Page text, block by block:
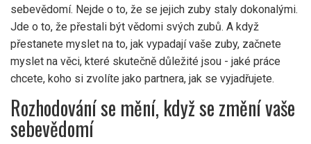
sebevědomí. Nejde o to, že se jejich zuby staly dokonalými.
Jde o to, že přestali být vědomi svých zubů. A když
přestanete myslet na to, jak vypadají vaše zuby, začnete
myslet na věci, které skutečně důležité jsou - jaké práce
chcete, koho si zvolíte jako partnera, jak se vyjadřujete.
Rozhodování se mění, když se změní vaše
sebevědomí